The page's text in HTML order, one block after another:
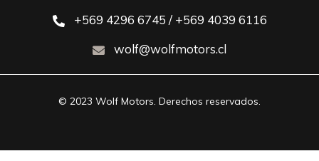
+569 4296 6745 / +569 4039 6116
wolf@wolfmotors.cl
© 2023 Wolf Motors. Derechos reservados.